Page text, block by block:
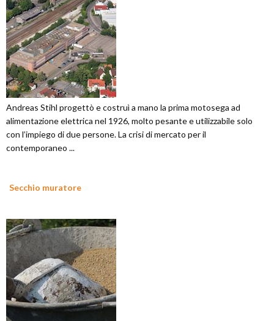
Andreas Stihl progettò e costruì a mano la prima motosega ad
alimentazione elettrica nel 1926, molto pesante e utilizzabile solo
con l’impiego di due persone. La crisi di mercato per il
contemporaneo ...
Secchio muratore